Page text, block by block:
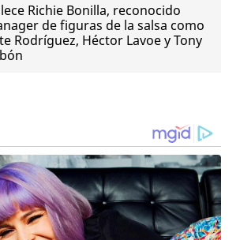
Richie Bonilla, reconocido
de figuras de la salsa como
Rodríguez, Héctor Lavoe y Tony